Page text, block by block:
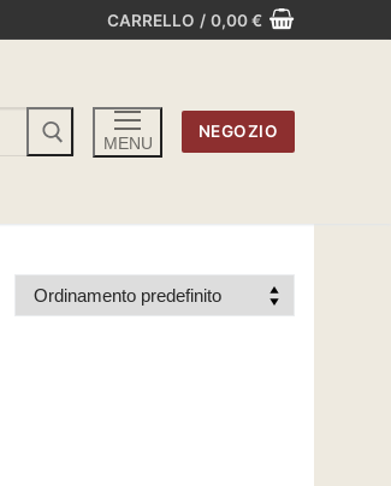
CARRELLO / 0,00€
MENU
NEGOZIO